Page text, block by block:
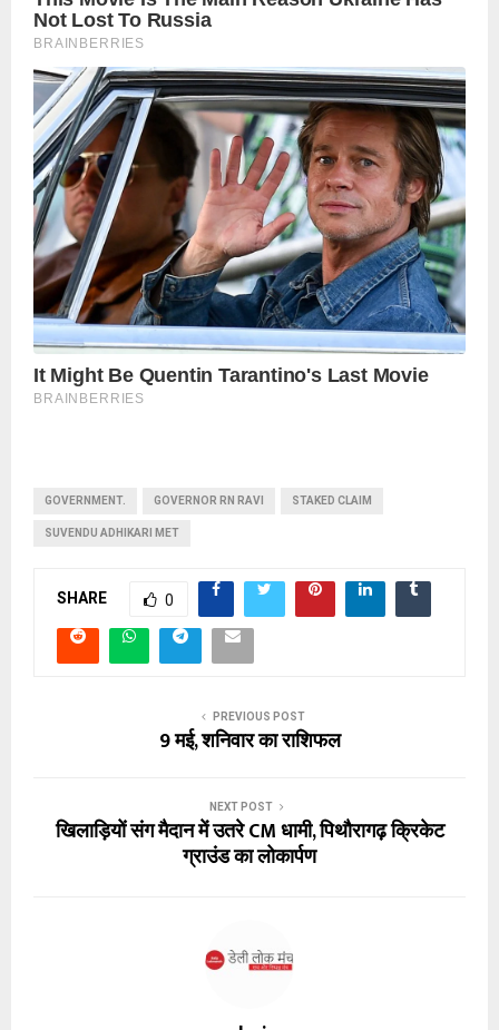
GOVERNMENT. GOVERNOR RN RAVI STAKED CLAIM
SUVENDU ADHIKARI MET
SHARE 0
PREVIOUS POST
9 मई, शनिवार का राशिफल
NEXT POST
खिलाड़ियों संग मैदान में उतरे CM धामी, पिथौरागढ़ क्रिकेट
ग्राउंड का लोकार्पण